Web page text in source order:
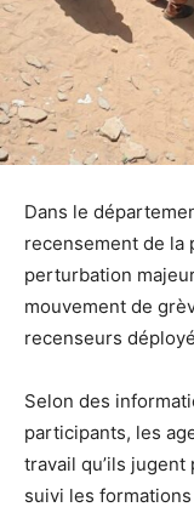
Dans le
recensement de la
perturbation
mouvement de
recenseurs
Selon des
participants, les
travail qu’ils
suivi les